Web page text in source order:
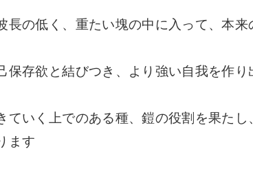
長の低く、重たい塊の中に入って、本来
保存欲と結びつき、より強い自我を作り
ていく上でのある種、鎧の役割を果たし
ます